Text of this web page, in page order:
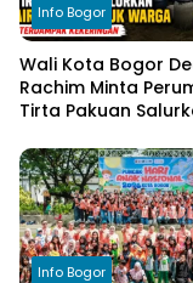
Info Bogor
Wali Kota Bogor
Rachim Minta
Tirta Pakuan
Terdampak
Info Bogor